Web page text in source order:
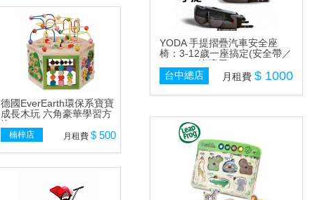
德國EverEarth環保系寶寶
成長木玩 六角豪華學習方
塊
楠梓店 月租費 $ 500
YODA 手提摺疊汽車安全座
椅：3-12歲一座搞定(安全帶／
ISO-FIX 皆適用)
台中總店
月租費 $ 1000